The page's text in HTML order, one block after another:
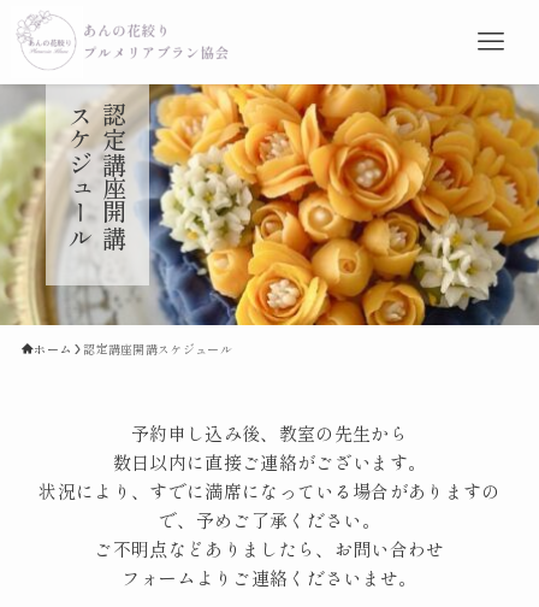
認
定
講
座
開
講
ス
ケ
ジ
ュ
ー
ル
ホーム 認定講座開講スケジュール
予約申し込み後、教室の先生から
数日以内に直接ご連絡がございます。
状況により、すでに満席になっている場合がありますの
で、予めご了承ください。
ご不明点などありましたら、お問い合わせ
フォームよりご連絡くださいませ。